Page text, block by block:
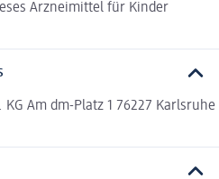
Arzneimittel für Kinder
Am dm-Platz 1 76227 Karlsruhe